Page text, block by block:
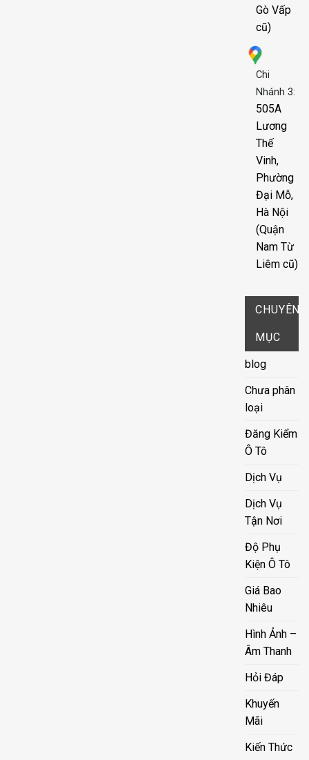
Gò Vấp
cũ)
Chi
Nhánh 3:
505A
Lương
Thế
Vinh,
Phường
Đại Mỗ,
Hà Nội
(Quận
Nam Từ
Liêm cũ)
CHUYÊN
MỤC
blog
Chưa phân
loại
Đăng Kiểm
Ô Tô
Dịch Vụ
Dịch Vụ
Tận Nơi
Độ Phụ
Kiện Ô Tô
Giá Bao
Nhiêu
Hình Ảnh –
Âm Thanh
Hỏi Đáp
Khuyến
Mãi
Kiến Thức